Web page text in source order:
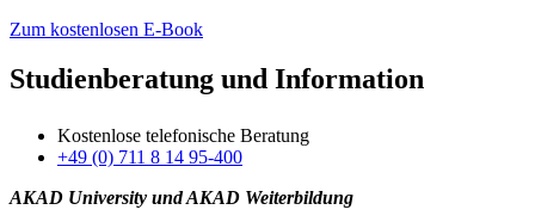
Zum kostenlosen E-Book
Studienberatung und Information
Kostenlose telefonische Beratung
+49 (0) 711 8 14 95-400
AKAD University und AKAD Weiterbildung